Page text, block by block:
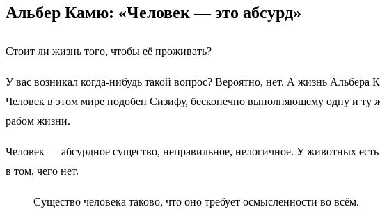
Альбер Камю: «Человек — это абсурд»
Стоит ли жизнь того, чтобы её проживать?
У вас возникал когда-нибудь такой вопрос? Вероятно, нет. А жизнь Альбера
Человек в этом мире подобен Сизифу, бесконечно выполняющему одну и ту
рабом жизни.
Человек — абсурдное существо, неправильное, нелогичное. У животных
в том, чего нет.
Существо человека таково, что оно требует осмысленности во всём.